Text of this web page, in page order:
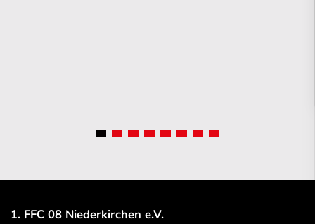
1. FFC 08 Niederkirchen e.V.